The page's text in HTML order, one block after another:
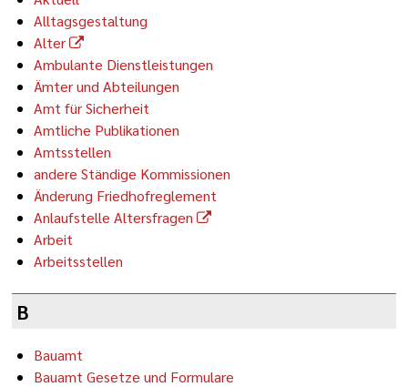
Alltagsgestaltung
Alter
Ambulante Dienstleistungen
Ämter und Abteilungen
Amt für Sicherheit
Amtliche Publikationen
Amtsstellen
andere Ständige Kommissionen
Änderung Friedhofreglement
Anlaufstelle Altersfragen
Arbeit
Arbeitsstellen
B
Bauamt
Bauamt Gesetze und Formulare